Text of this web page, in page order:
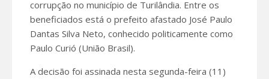
corrupção no município de Turilândia. Entre os
beneficiados está o prefeito afastado José Paulo
Dantas Silva Neto, conhecido politicamente como
Paulo Curió (União Brasil).
A decisão foi assinada nesta segunda-feira (11)